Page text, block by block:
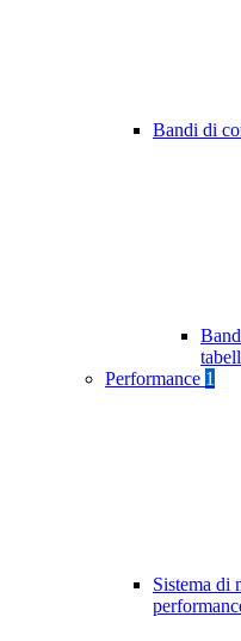
Bandi di
Performance 1
Sistema di